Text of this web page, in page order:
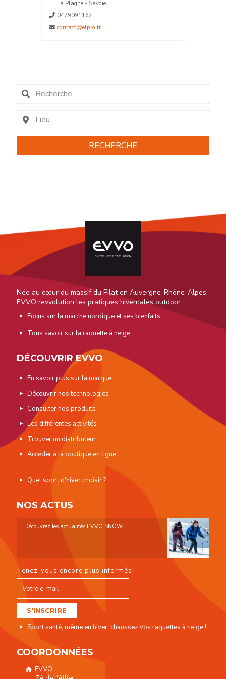
La Plagne - Savoie
0479091162
contact@elpro.fr
RECHERCHE
Née au cœur du massif du Pilat en Auvergne-Rhône-Alpes,
EVVO revvolution les pratiques hivernales outdoor.
Focus sur la marche nordique et ses bienfaits
Tous savoir sur la raquette à neige
DÉCOUVRIR EVVO
En savoir plus sur la marque
Découvrir nos technologies
Consulter nos produits
Les différentes activités
Trouver un distributeur
Accéder à la boutique en ligne
Quel sport d'hiver choisir ?
NOS ACTUS
Découvrez les actualités EVVO SNOW
Tenez-vous encore plus informés!
Sport santé, même en hiver, chaussez vos raquettes à neige !
COORDONNÉES
EVVO